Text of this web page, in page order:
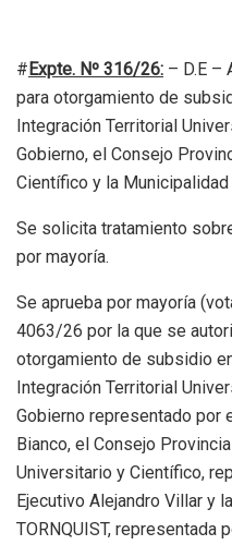
#Expte. Nº 316/26: – D.E –
para otorgamiento de
Integración Territorial
Gobierno, el Consejo
Científico y la Municipalidad
Se solicita tratamiento
por mayoría.
Se aprueba por mayoría
4063/26 por la que se
otorgamiento de subsidio
Integración Territorial
Gobierno representado por
Bianco, el Consejo
Universitario y Científico,
Ejecutivo Alejandro Villar y
TORNQUIST, representada